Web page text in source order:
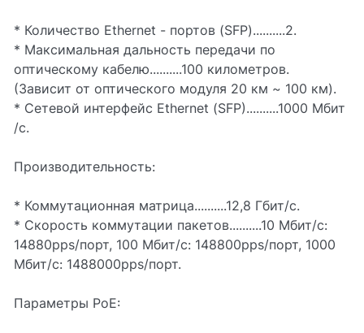
* Количество Ethernet - портов (SFP)..........2.
* Максимальная дальность передачи по
оптическому кабелю..........100 километров.
(Зависит от оптического модуля 20 км ~ 100 км).
* Сетевой интерфейс Ethernet (SFP)..........1000 Мбит
/с.
Производительность:
* Коммутационная матрица..........12,8 Гбит/с.
* Скорость коммутации пакетов..........10 Мбит/с:
14880pps/порт, 100 Мбит/с: 148800pps/порт, 1000
Мбит/с: 1488000pps/порт.
Параметры PoE: